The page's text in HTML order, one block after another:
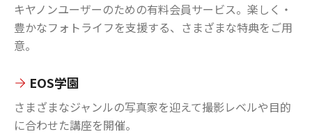
キヤノンユーザーのための有料会員サービス。楽しく・
豊かなフォトライフを支援する、さまざまな特典をご用
意。
EOS学園
さまざまなジャンルの写真家を迎えて撮影レベルや目的
に合わせた講座を開催。